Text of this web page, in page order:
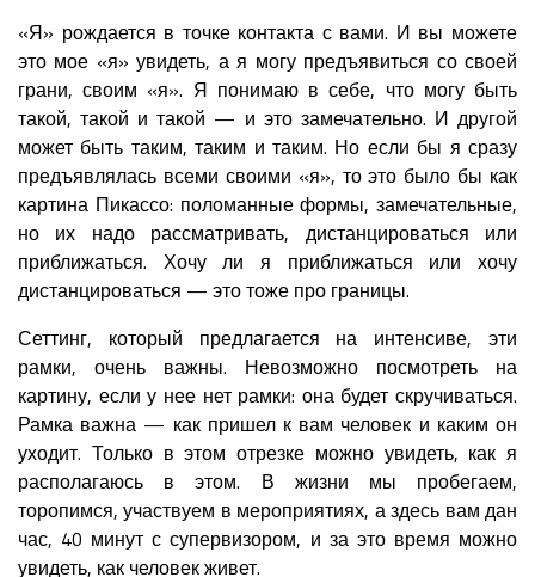
«Я» рождается в точке контакта с вами. И вы можете
это мое «я» увидеть, а я могу предъявиться со своей
грани, своим «я». Я понимаю в себе, что могу быть
такой, такой и такой — и это замечательно. И другой
может быть таким, таким и таким. Но если бы я сразу
предъявлялась всеми своими «я», то это было бы как
картина Пикассо: поломанные формы, замечательные,
но их надо рассматривать, дистанцироваться или
приближаться. Хочу ли я приближаться или хочу
дистанцироваться — это тоже про границы.
Сеттинг, который предлагается на интенсиве, эти
рамки, очень важны. Невозможно посмотреть на
картину, если у нее нет рамки: она будет скручиваться.
Рамка важна — как пришел к вам человек и каким он
уходит. Только в этом отрезке можно увидеть, как я
располагаюсь в этом. В жизни мы пробегаем,
торопимся, участвуем в мероприятиях, а здесь вам дан
час, 40 минут с супервизором, и за это время можно
увидеть, как человек живет.